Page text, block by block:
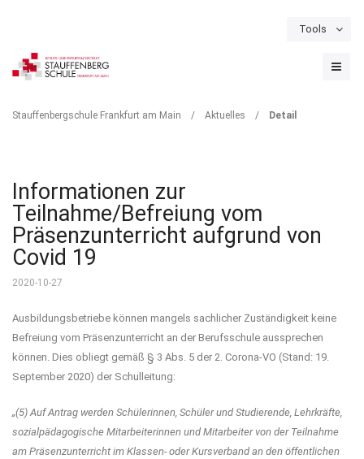
Tools
Schulportal Termine
Stauffenbergschule Frankfurt am Main / Aktuelles / Detail
Informationen zur
Teilnahme/Befreiung vom
Präsenzunterricht aufgrund von
Covid 19
2020-10-27
Ausbildungsbetriebe können mangels sachlicher Zuständigkeit keine
Befreiung vom Präsenzunterricht an der Berufsschule aussprechen
können. Dies obliegt gemäß § 3 Abs. 5 der 2. Corona-VO (Stand: 19.
September 2020) der Schulleitung:
„(5) Auf Antrag werden Schülerinnen, Schüler und Studierende, Lehrkräfte,
sozialpädagogische Mitarbeiterinnen und Mitarbeiter von der Teilnahme
am Präsenzunterricht im Klassen- oder Kursverband an den öffentlichen